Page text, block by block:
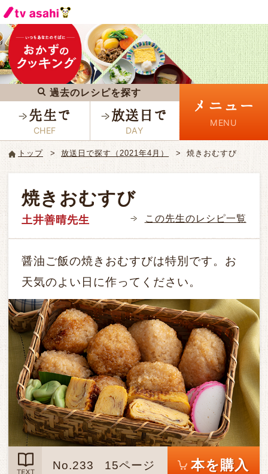
過去のレシピを探す
先生で 放送日で
メニュー
トップ 放送日で探す（2021年4月） 焼きおむすび
焼きおむすび
土井善晴先生 この先生のレシピ一覧
醤油ご飯の焼きおむすびは特別です。お
天気のよい日に作ってください。
No.233 15ページ 本を購入